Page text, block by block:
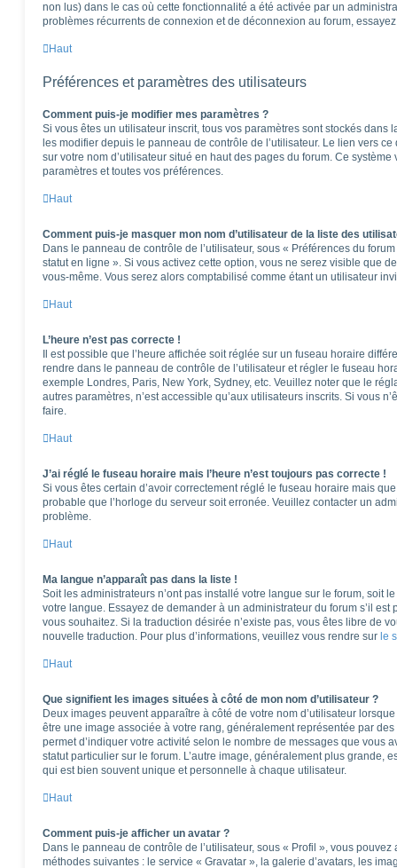
non lus) dans le cas où cette fonctionnalité a été activée par un
problèmes récurrents de connexion et de déconnexion au forum,
Haut
Préférences et paramètres des utilisateurs
Comment puis-je modifier mes paramètres ?
Si vous êtes un utilisateur inscrit, tous vos paramètres sont stockés dans
les modifier depuis le panneau de contrôle de l’utilisateur. Le lien vers
sur votre nom d’utilisateur situé en haut des pages du forum. Ce
paramètres et toutes vos préférences.
Haut
Comment puis-je masquer mon nom d’utilisateur de la liste des
Dans le panneau de contrôle de l’utilisateur, sous « Préférences du
statut en ligne ». Si vous activez cette option, vous ne serez visible que
vous-même. Vous serez alors comptabilisé comme étant un utilisateur
Haut
L’heure n’est pas correcte !
Il est possible que l’heure affichée soit réglée sur un fuseau horaire
rendre dans le panneau de contrôle de l’utilisateur et régler le fuseau
exemple Londres, Paris, New York, Sydney, etc. Veuillez noter que le
autres paramètres, n’est accessible qu’aux utilisateurs inscrits. Si vous
faire.
Haut
J’ai réglé le fuseau horaire mais l’heure n’est toujours pas correcte !
Si vous êtes certain d’avoir correctement réglé le fuseau horaire mais
probable que l’horloge du serveur soit erronée. Veuillez contacter un
problème.
Haut
Ma langue n’apparaît pas dans la liste !
Soit les administrateurs n’ont pas installé votre langue sur le forum, soit
votre langue. Essayez de demander à un administrateur du forum s’il
vous souhaitez. Si la traduction désirée n’existe pas, vous êtes libre de
nouvelle traduction. Pour plus d’informations, veuillez vous rendre sur le
Haut
Que signifient les images situées à côté de mon nom d’utilisateur ?
Deux images peuvent apparaître à côté de votre nom d’utilisateur
être une image associée à votre rang, généralement représentée par
permet d’indiquer votre activité selon le nombre de messages que vous
statut particulier sur le forum. L’autre image, généralement plus grande,
qui est bien souvent unique et personnelle à chaque utilisateur.
Haut
Comment puis-je afficher un avatar ?
Dans le panneau de contrôle de l’utilisateur, sous « Profil », vous
méthodes suivantes : le service « Gravatar », la galerie d’avatars, les